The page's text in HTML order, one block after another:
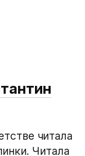
читала
Читала